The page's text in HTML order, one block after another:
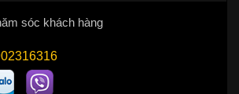
sóc khách hàng